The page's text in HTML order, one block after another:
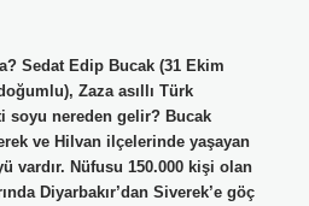
Sedat Edip Bucak (31 Ekim
Zaza asıllı Türk
soyu nereden gelir? Bucak
ve Hilvan ilçelerinde yaşayan
vardır. Nüfusu 150.000 kişi olan
Diyarbakır’dan Siverek’e göç